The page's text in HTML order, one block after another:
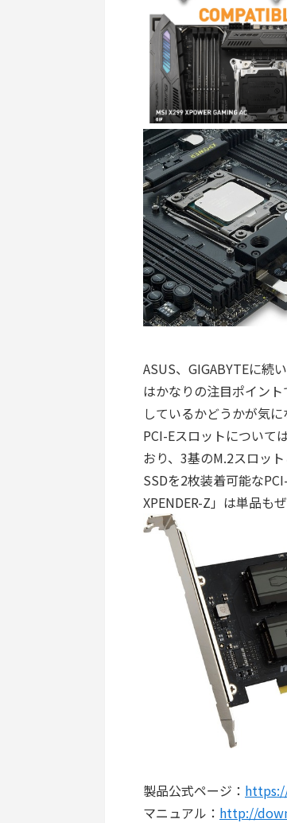
ASUS、GIGABYTEに続
はかなりの注目ポイン
しているかどうかが気に
PCI-Eスロットについて
おり、3基のM.2スロッ
SSDを2枚装着可能な
XPENDER-Z」は単品も
製品公式ページ：
マニュアル： http://